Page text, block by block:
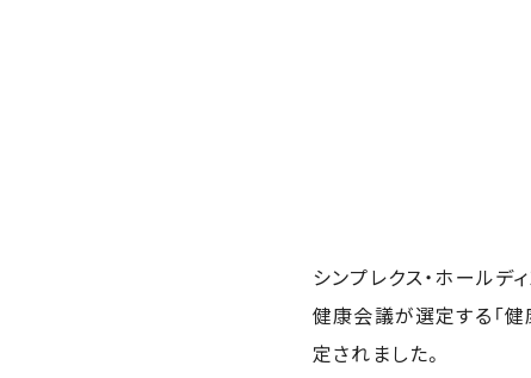
シンプレクス・ホールデ
健康会議が選定する「
定されました。